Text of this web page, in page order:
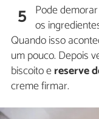
5 Pode
os
Quando isso
um pouco. Depois
biscoito ereserve
creme firmar.